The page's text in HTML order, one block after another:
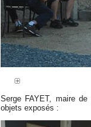
Serge FAYET, maire de
objets exposés :